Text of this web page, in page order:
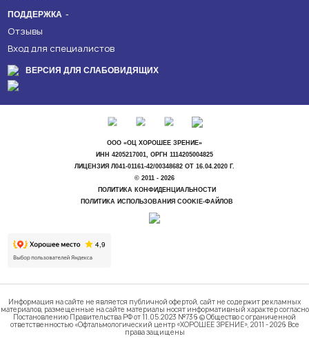
ПОДДЕРЖКА
Отзывы
Вход для специалистов
ВЕРСИЯ ДЛЯ СЛАБОВИДЯЩИХ
ООО «ОЦ ХОРОШЕЕ ЗРЕНИЕ»
ИНН 4205217001, ОРГН 1114205004825
ЛИЦЕНЗИЯ Л041-01161-42/00348682 ОТ 16.04.2020 Г.
© 2011 - 2026
ПОЛИТИКА КОНФИДЕНЦИАЛЬНОСТИ
ПОЛИТИКА ИСПОЛЬЗОВАНИЯ COOKIE-ФАЙЛОВ
Информация на сайте не является публичной офертой, сайт не содержит рекламных
материалов, размещенные на сайте материалы носят информативный характер согласно
Постановлению Правительства РФ от 11.05.2023 №736 © Общество с ограниченной
ответственностью «Офтальмологический центр «ХОРОШЕЕ ЗРЕНИЕ», 2011 - 2026 Все
права защищены